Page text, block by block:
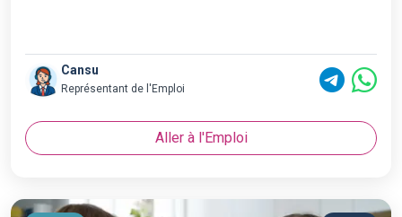
Cansu
Représentant de l'Emploi
Aller à l'Emploi